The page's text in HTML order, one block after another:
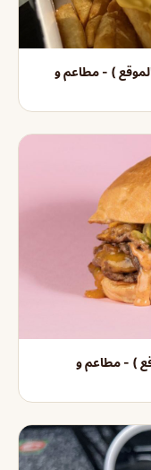
) - مطاعم و
) - مطاعم و